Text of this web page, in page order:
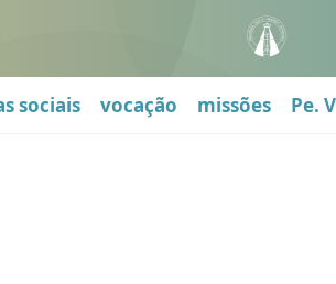
sociais vocação missões Pe.